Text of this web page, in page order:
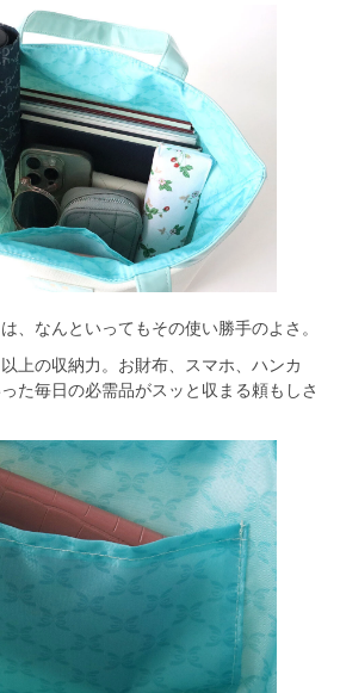
、なんといってもその使い勝手のよさ。
上の収納力。お財布、スマホ、ハンカ
た毎日の必需品がスッと収まる頼もしさ